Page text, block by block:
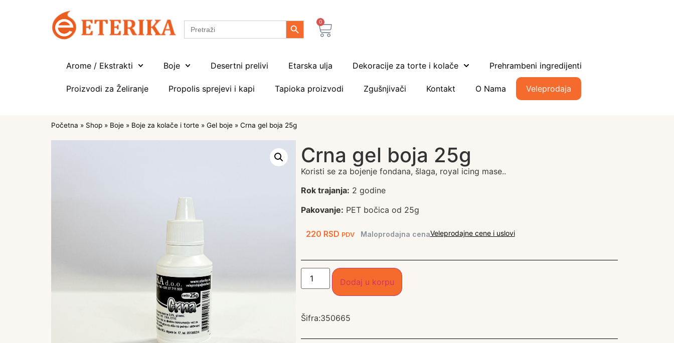
Search
for:
Search Button
0
Arome / Ekstrakti Boje Desertni prelivi Etarska ulja Dekoracije za torte i kolače Prehrambeni ingredijenti
Proizvodi za Želiranje Propolis sprejevi i kapi Tapioka proizvodi Zgušnjivači Kontakt O Nama Veleprodaja
Početna » Shop » Boje » Boje za kolače i torte » Gel boje » Crna gel boja 25g
Crna gel boja 25g
Koristi se za bojenje fondana, šlaga, royal icing mase..
Rok trajanja: 2 godine
Pakovanje: PET bočica od 25g
220 RSD PDV Maloprodajna cenaVeleprodajne cene i uslovi
Dodaj u korpu
Šifra:350665